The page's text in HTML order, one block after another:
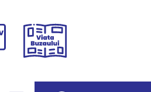
Campus
Viața